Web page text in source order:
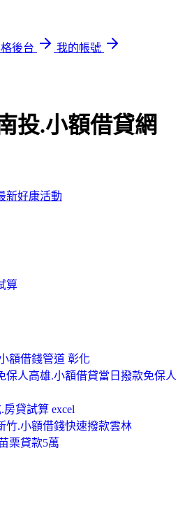
後台
我的帳號
投.小額借貸網
新好康活動
算
額借錢管道 彰化
保人高雄.小額借貸當日撥款免保人
房貸試算 excel
竹.小額借錢快速撥款雲林
栗貸款5萬